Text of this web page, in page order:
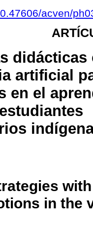
acven/
didácticas
artificial
en el
in the